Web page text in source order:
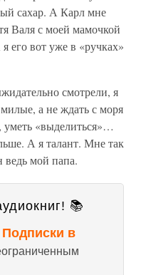
сахар. А Карл мне
Валя с моей мамочкой
его вот уже в «ручках»
смотрели, я
а не ждать с моря
уметь «выделиться»…
А я талант. Мне так
ведь мой папа.
📚
в